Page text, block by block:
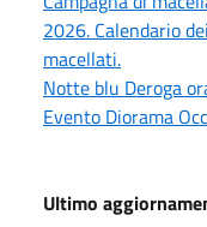
2026. Calendario
macellati.
Notte blu Deroga
Evento Diorama
Ultimo